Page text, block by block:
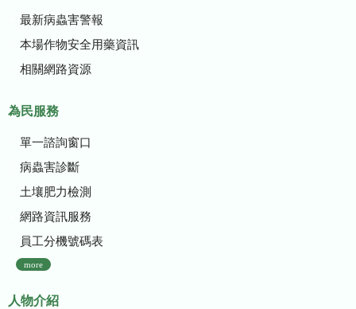
最新病蟲害警報
本場作物安全用藥資訊
相關網路資源
為民服務
單一諮詢窗口
病蟲害診斷
土壤肥力檢測
網路資訊服務
員工分機號碼表
more
人物介紹